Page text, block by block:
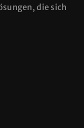
die sich